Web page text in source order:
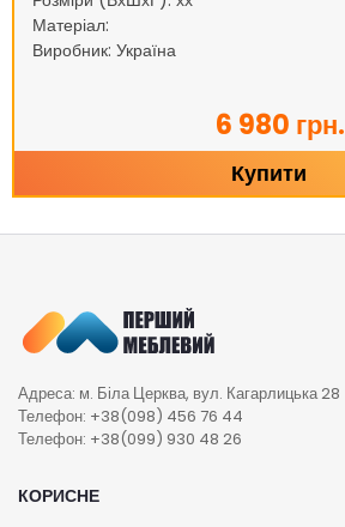
Матеріал:
Виробник: Україна
6 980 грн.
Купити
Адреса: м. Біла Церква, вул. Кагарлицька 28
Телефон: +38(098) 456 76 44
Телефон: +38(099) 930 48 26
КОРИСНЕ